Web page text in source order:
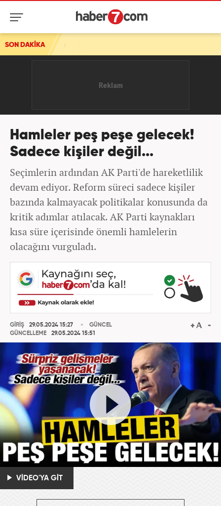
SON DAKİKA
Hamleler peş peşe gelecek!
Sadece kişiler değil...
Seçimlerin ardından AK Parti'de hareketlilik
devam ediyor. Reform süreci sadece kişiler
bazında kalmayacak politikalar konusunda da
kritik adımlar atılacak. AK Parti kaynakları
kısa süre içerisinde önemli hamlelerin
olacağını vurguladı.
GİRİŞ
29.05.2024 15:27
GÜNCELLEME
29.05.2024 15:51
GÜNCEL
VİDEO'YA GİT